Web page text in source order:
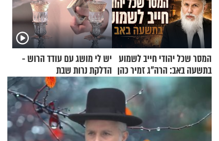
המסר שכל יהודי חייב לשמוע
בתשעה באב: הרה"ג זמיר כהן
בשיעור מיוחד
יש לי מושג עם עודד הרוש -
הדלקת נרות שבת